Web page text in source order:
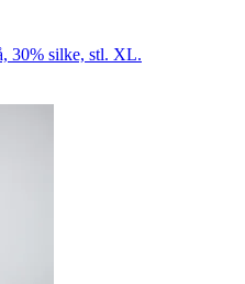
30% silke, stl. XL.